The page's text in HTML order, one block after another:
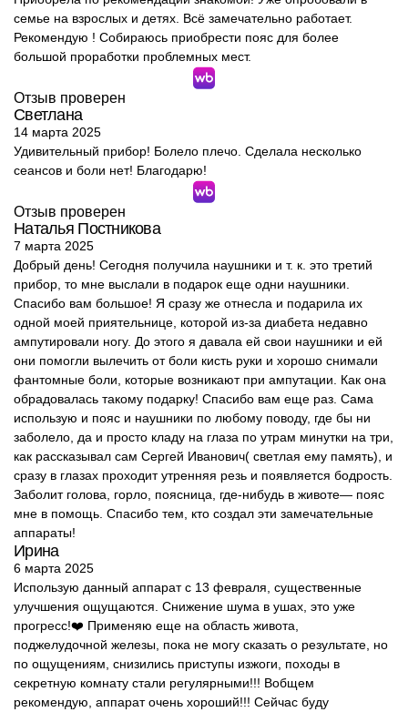
семье на взрослых и детях. Всё замечательно работает.
Рекомендую ! Собираюсь приобрести пояс для более
большой проработки проблемных мест.
Отзыв проверен
Светлана
14 марта 2025
Удивительный прибор! Болело плечо. Сделала несколько
сеансов и боли нет! Благодарю!
Отзыв проверен
Наталья Постникова
7 марта 2025
Добрый день! Сегодня получила наушники и т. к. это третий
прибор, то мне выслали в подарок еще одни наушники.
Спасибо вам большое! Я сразу же отнесла и подарила их
одной моей приятельнице, которой из-за диабета недавно
ампутировали ногу. До этого я давала ей свои наушники и ей
они помогли вылечить от боли кисть руки и хорошо снимали
фантомные боли, которые возникают при ампутации. Как она
обрадовалась такому подарку! Спасибо вам еще раз. Сама
использую и пояс и наушники по любому поводу, где бы ни
заболело, да и просто кладу на глаза по утрам минутки на три,
как рассказывал сам Сергей Иванович( светлая ему память), и
сразу в глазах проходит утренняя резь и появляется бодрость.
Заболит голова, горло, поясница, где-нибудь в животе— пояс
мне в помощь. Спасибо тем, кто создал эти замечательные
аппараты!
Ирина
6 марта 2025
Использую данный аппарат с 13 февраля, существенные
улучшения ощущаются. Снижение шума в ушах, это уже
прогресс!❤️ Применяю еще на область живота,
поджелудочной железы, пока не могу сказать о результате, но
по ощущениям, снизились приступы изжоги, походы в
секретную комнату стали регулярными!!! Вобщем
рекомендую, аппарат очень хороший!!! Сейчас буду